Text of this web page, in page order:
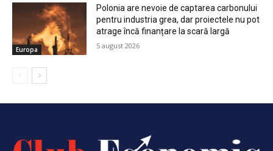
Europa
Polonia are nevoie de captarea carbonului
pentru industria grea, dar proiectele nu pot
atrage încă finanțare la scară largă
5 august 2026